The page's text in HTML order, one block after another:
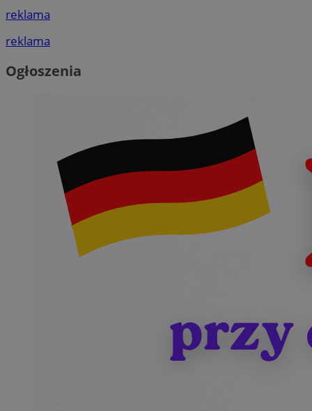
reklama
reklama
Ogłoszenia